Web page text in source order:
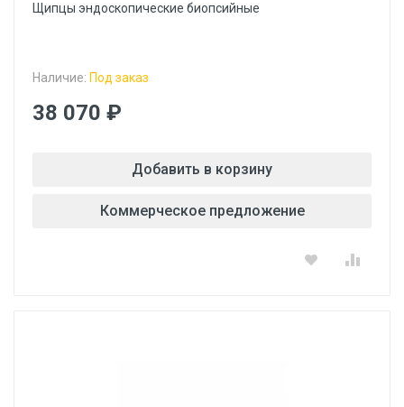
Щипцы эндоскопические биопсийные
Наличие: Под заказ
38 070 ₽
Добавить в корзину
Коммерческое предложение